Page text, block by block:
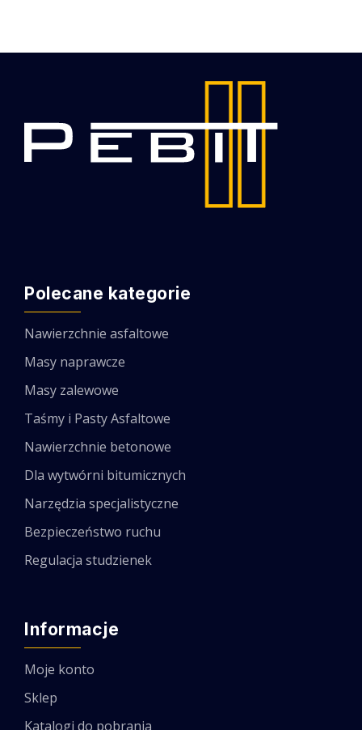
Polecane kategorie
Nawierzchnie asfaltowe
Masy naprawcze
Masy zalewowe
Taśmy i Pasty Asfaltowe
Nawierzchnie betonowe
Dla wytwórni bitumicznych
Narzędzia specjalistyczne
Bezpieczeństwo ruchu
Regulacja studzienek
Informacje
Moje konto
Sklep
Katalogi do pobrania